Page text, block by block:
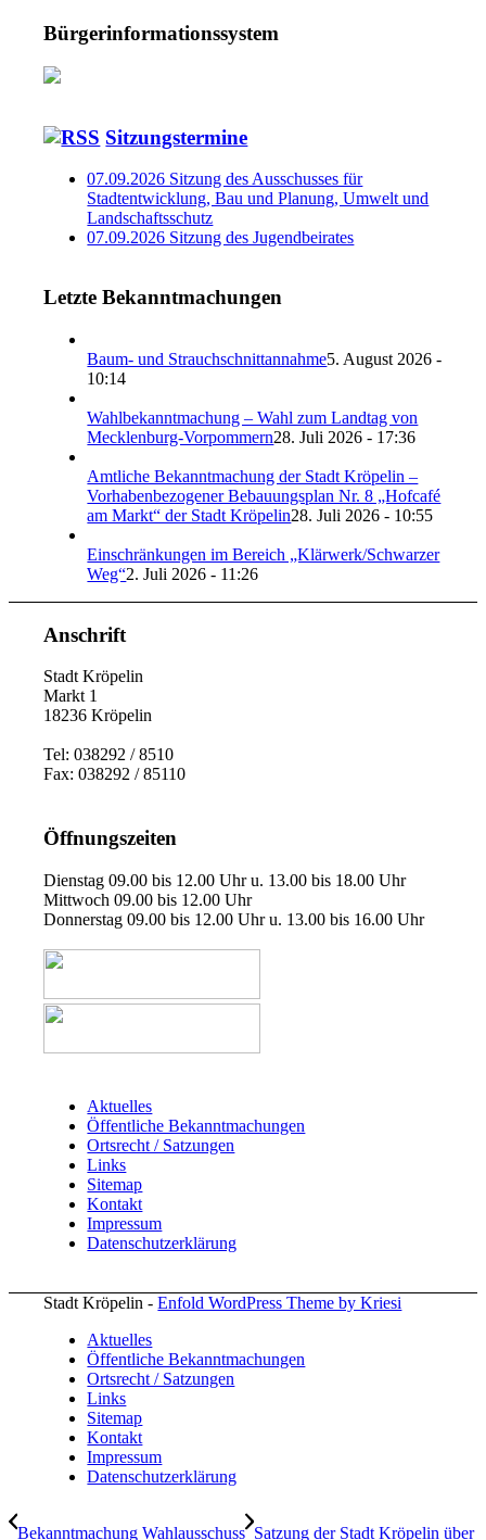
Bürgerinformationssystem
Sitzungstermine
07.09.2026 Sitzung des Ausschusses für
Stadtentwicklung, Bau und Planung, Umwelt und
Landschaftsschutz
07.09.2026 Sitzung des Jugendbeirates
Letzte Bekanntmachungen
Baum- und Strauchschnittannahme5. August 2026 -
10:14
Wahlbekanntmachung – Wahl zum Landtag von
Mecklenburg-Vorpommern28. Juli 2026 - 17:36
Amtliche Bekanntmachung der Stadt Kröpelin –
Vorhabenbezogener Bebauungsplan Nr. 8 „Hofcafé
am Markt“ der Stadt Kröpelin28. Juli 2026 - 10:55
Einschränkungen im Bereich „Klärwerk/Schwarzer
Weg“2. Juli 2026 - 11:26
Anschrift
Stadt Kröpelin
Markt 1
18236 Kröpelin
Tel: 038292 / 8510
Fax: 038292 / 85110
Öffnungszeiten
Dienstag 09.00 bis 12.00 Uhr u. 13.00 bis 18.00 Uhr
Mittwoch 09.00 bis 12.00 Uhr
Donnerstag 09.00 bis 12.00 Uhr u. 13.00 bis 16.00 Uhr
Aktuelles
Öffentliche Bekanntmachungen
Ortsrecht / Satzungen
Links
Sitemap
Kontakt
Impressum
Datenschutzerklärung
Stadt Kröpelin -Enfold WordPress Theme by Kriesi
Aktuelles
Öffentliche Bekanntmachungen
Ortsrecht / Satzungen
Links
Sitemap
Kontakt
Impressum
Datenschutzerklärung
Bekanntmachung Wahlausschuss Satzung der Stadt Kröpelin über